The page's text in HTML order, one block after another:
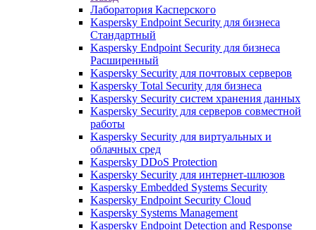
Лаборатория Касперского
Kaspersky Endpoint Security для бизнеса
Стандартный
Kaspersky Endpoint Security для бизнеса
Расширенный
Kaspersky Security для почтовых серверов
Kaspersky Total Security для бизнеса
Kaspersky Security систем хранения данных
Kaspersky Security для серверов совместной
работы
Kaspersky Security для виртуальных и
облачных сред
Kaspersky DDoS Protection
Kaspersky Security для интернет-шлюзов
Kaspersky Embedded Systems Security
Kaspersky Endpoint Security Cloud
Kaspersky Systems Management
Kaspersky Endpoint Detection and Response